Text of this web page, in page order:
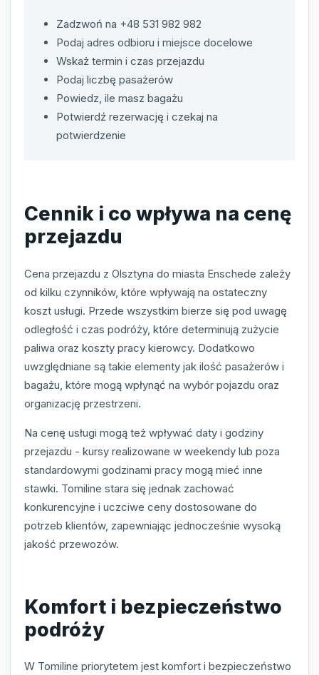
Zadzwoń na +48 531 982 982
Podaj adres odbioru i miejsce docelowe
Wskaż termin i czas przejazdu
Podaj liczbę pasażerów
Powiedz, ile masz bagażu
Potwierdź rezerwację i czekaj na
potwierdzenie
Cennik i co wpływa na cenę
przejazdu
Cena przejazdu z Olsztyna do miasta Enschede zależy
od kilku czynników, które wpływają na ostateczny
koszt usługi. Przede wszystkim bierze się pod uwagę
odległość i czas podróży, które determinują zużycie
paliwa oraz koszty pracy kierowcy. Dodatkowo
uwzględniane są takie elementy jak ilość pasażerów i
bagażu, które mogą wpłynąć na wybór pojazdu oraz
organizację przestrzeni.
Na cenę usługi mogą też wpływać daty i godziny
przejazdu - kursy realizowane w weekendy lub poza
standardowymi godzinami pracy mogą mieć inne
stawki. Tomiline stara się jednak zachować
konkurencyjne i uczciwe ceny dostosowane do
potrzeb klientów, zapewniając jednocześnie wysoką
jakość przewozów.
Komfort i bezpieczeństwo
podróży
W Tomiline priorytetem jest komfort i bezpieczeństwo